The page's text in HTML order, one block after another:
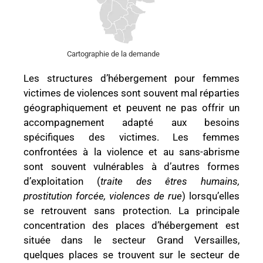
Cartographie de la demande
Les structures d’hébergement pour femmes
victimes de violences sont souvent mal réparties
géographiquement et peuvent ne pas offrir un
accompagnement adapté aux besoins
spécifiques des victimes. Les femmes
confrontées à la violence et au sans-abrisme
sont souvent vulnérables à d’autres formes
d’exploitation (traite des êtres humains,
prostitution forcée, violences de rue) lorsqu’elles
se retrouvent sans protection. La principale
concentration des places d’hébergement est
située dans le secteur Grand Versailles,
quelques places se trouvent sur le secteur de